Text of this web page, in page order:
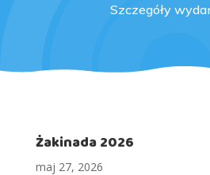
Szczegóły
Żakinada 2026
maj 27, 2026